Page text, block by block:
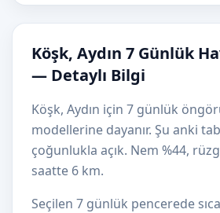
Köşk, Aydın 7 Günlük
— Detaylı Bilgi
Köşk, Aydın için 7 günlük
modellerine dayanır. Şu anki
çoğunlukla açık. Nem %44,
saatte 6 km.
Seçilen 7 günlük pencerede